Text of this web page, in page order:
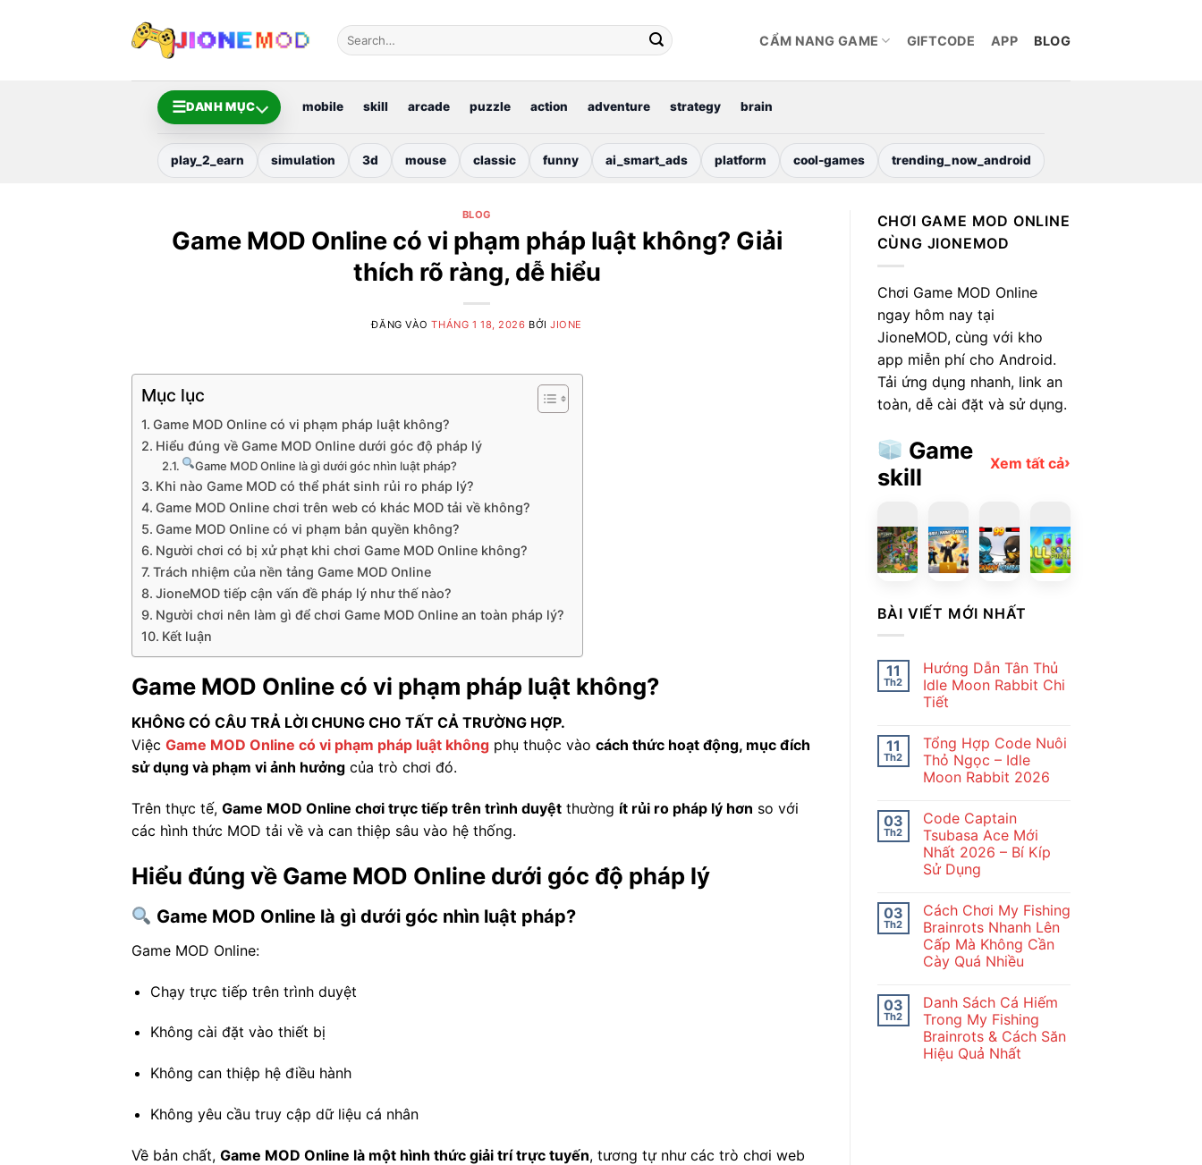
CẨM NANG GAME GIFTCODE APP BLOG
☰DANH MỤC mobile skill arcade puzzle action adventure strategy brain
play_2_earn simulation 3d mouse classic funny ai_smart_ads platform cool-games trending_now_android
BLOG
Game MOD Online có vi phạm pháp luật không? Giải
thích rõ ràng, dễ hiểu
ĐĂNG VÀOTHÁNG 1 18, 2026 BỞIJIONE
Mục lục
Game MOD Online có vi phạm pháp luật không?
Hiểu đúng về Game MOD Online dưới góc độ pháp lý
Game MOD Online là gì dưới góc nhìn luật pháp?
Khi nào Game MOD có thể phát sinh rủi ro pháp lý?
Game MOD Online chơi trên web có khác MOD tải về không?
Game MOD Online có vi phạm bản quyền không?
Người chơi có bị xử phạt khi chơi Game MOD Online không?
Trách nhiệm của nền tảng Game MOD Online
JioneMOD tiếp cận vấn đề pháp lý như thế nào?
Người chơi nên làm gì để chơi Game MOD Online an toàn pháp lý?
Kết luận
Game MOD Online có vi phạm pháp luật không?
KHÔNG CÓ CÂU TRẢ LỜI CHUNG CHO TẤT CẢ TRƯỜNG HỢP.
Việc Game MOD Online có vi phạm pháp luật không phụ thuộc vào cách thức hoạt động, mục đích
sử dụng và phạm vi ảnh hưởng của trò chơi đó.
Trên thực tế, Game MOD Online chơi trực tiếp trên trình duyệt thường ít rủi ro pháp lý hơn so với
các hình thức MOD tải về và can thiệp sâu vào hệ thống.
Hiểu đúng về Game MOD Online dưới góc độ pháp lý
Game MOD Online là gì dưới góc nhìn luật pháp?
Game MOD Online:
Chạy trực tiếp trên trình duyệt
Không cài đặt vào thiết bị
Không can thiệp hệ điều hành
Không yêu cầu truy cập dữ liệu cá nhân
Về bản chất, Game MOD Online là một hình thức giải trí trực tuyến, tương tự như các trò chơi web
CHƠI GAME MOD ONLINE
CÙNG JIONEMOD
Chơi Game MOD Online
ngay hôm nay tại
JioneMOD, cùng với kho
app miễn phí cho Android.
Tải ứng dụng nhanh, link an
toàn, dễ cài đặt và sử dụng.
Game
skill
Xem tất cả›
PLAY
Blackriver Mystery. Hidden Objects
PLAY
Obby: Mini-Games
PLAY
Stickman Kombat 2D
PLAY
Ball Sort Puzzle
BÀI VIẾT MỚI NHẤT
11
Th2
Hướng Dẫn Tân Thủ
Idle Moon Rabbit Chi
Tiết
bình
luận
ở
Hướng
Thủ
Idle
Moon
Rabbit
Chi
Tiết
11
Th2
Tổng Hợp Code Nuôi
Thỏ Ngọc – Idle
Moon Rabbit 2026
bình
luận
ở
Tổng
Hợp
Code
Ngọc
–
Idle
Moon
Rabbit
2026
03
Th2
Code Captain
Tsubasa Ace Mới
Nhất 2026 – Bí Kíp
Sử Dụng
bình
luận
ở
Code
Captain
Tsubasa
Nhất
2026
Bí
Kíp
Sử
03
Th2
Cách Chơi My Fishing
Brainrots Nhanh Lên
Cấp Mà Không Cần
Cày Quá Nhiều
bình
luận
ở
Cách
Chơi
My
03
Th2
Danh Sách Cá Hiếm
Trong My Fishing
Brainrots & Cách Săn
Hiệu Quả Nhất